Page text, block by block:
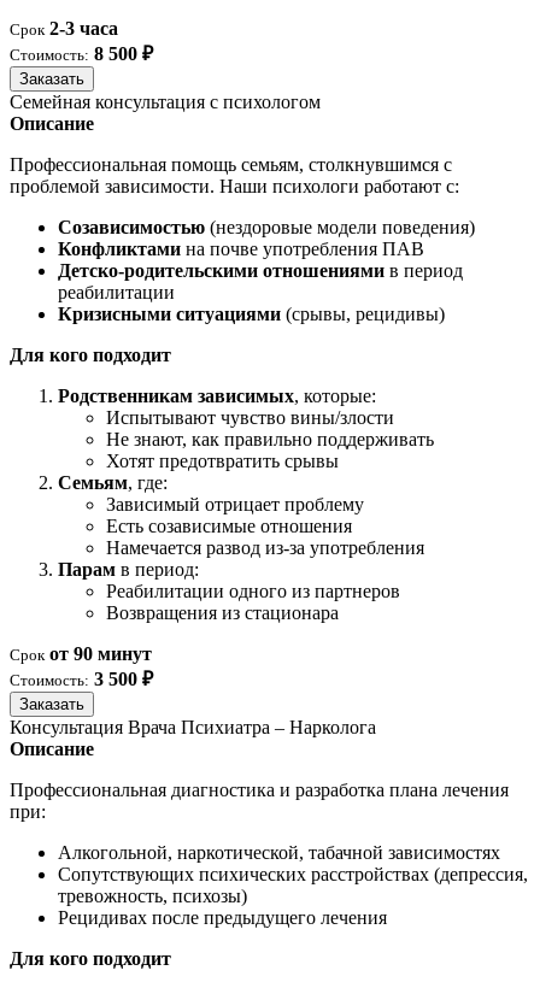
Срок 2-3 часа
Стоимость: 8 500 ₽
Заказать
Семейная консультация с психологом
Описание
Профессиональная помощь семьям, столкнувшимся с
проблемой зависимости. Наши психологи работают с:
Созависимостью (нездоровые модели поведения)
Конфликтами на почве употребления ПАВ
Детско-родительскими отношениями в период
реабилитации
Кризисными ситуациями (срывы, рецидивы)
Для кого подходит
Родственникам зависимых, которые:
Испытывают чувство вины/злости
Не знают, как правильно поддерживать
Хотят предотвратить срывы
Семьям, где:
Зависимый отрицает проблему
Есть созависимые отношения
Намечается развод из-за употребления
Парам в период:
Реабилитации одного из партнеров
Возвращения из стационара
Срок от 90 минут
Стоимость: 3 500 ₽
Заказать
Консультация Врача Психиатра – Нарколога
Описание
Профессиональная диагностика и разработка плана лечения
при:
Алкогольной, наркотической, табачной зависимостях
Сопутствующих психических расстройствах (депрессия,
тревожность, психозы)
Рецидивах после предыдущего лечения
Для кого подходит